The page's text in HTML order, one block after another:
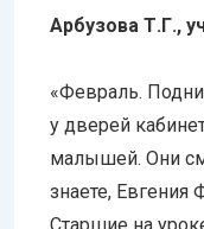
Арбузова Т.Г.,
«Февраль.
у дверей
малышей. Они
знаете,
Старшие на